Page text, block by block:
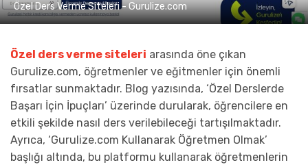
Özel Ders Verme Siteleri - Gurulize.com
Özel ders verme siteleri arasında öne çıkan
Gurulize.com, öğretmenler ve eğitmenler için önemli
fırsatlar sunmaktadır. Blog yazısında, ‘Özel Derslerde
Başarı İçin İpuçları’ üzerinde durularak, öğrencilere en
etkili şekilde nasıl ders verilebileceği tartışılmaktadır.
Ayrıca, ‘Gurulize.com Kullanarak Öğretmen Olmak’
başlığı altında, bu platformu kullanarak öğretmenlerin